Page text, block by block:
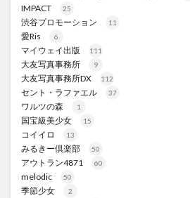
IMPACT 25
渋谷プロモーション 11
愛Ris 6
マイウェイ出版 111
大友写真事務所 9
大友写真事務所DX 112
セント・ラファエル 37
ワルツの森 1
国宝級美少女 15
コイイロ 13
みるきー倶楽部 50
アウトラン4871 60
melodic 50
季節少女 2